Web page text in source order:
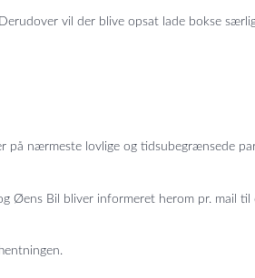
vil der blive opsat lade bokse
nærmeste lovlige og tidsubegrænsede
Bil bliver informeret herom pr. mail til